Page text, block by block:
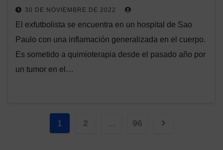
30 DE NOVIEMBRE DE 2022
El exfutbolista se encuentra en un hospital de Sao
Paulo con una inflamación generalizada en el cuerpo.
Es sometido a quimioterapia desde el pasado año por
un tumor en el…
Paginación
1 2 … 96